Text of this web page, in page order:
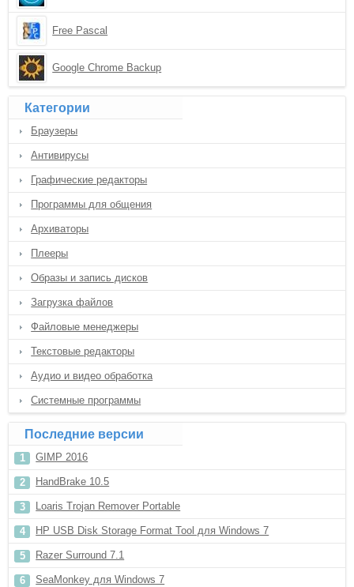
Free Pascal
Google Chrome Backup
Категории
Браузеры
Антивирусы
Графические редакторы
Программы для общения
Архиваторы
Плееры
Образы и запись дисков
Загрузка файлов
Файловые менеджеры
Текстовые редакторы
Аудио и видео обработка
Системные программы
Последние версии
GIMP 2016
HandBrake 10.5
Loaris Trojan Remover Portable
HP USB Disk Storage Format Tool для Windows 7
Razer Surround 7.1
SeaMonkey для Windows 7